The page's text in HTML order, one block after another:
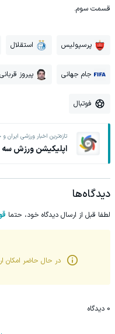
قسمت سوم.
پرسپولیس استقلال
جام جهانی پیروز قربانی
فوتبال
تازه‌ترین اخبار ورزشی ایران
اپلیکیشن ورزش سه
دیدگاه‌ها
لطفا قبل از ارسال دیدگاه خود، حتما
در حال حاضر امکان
0 دیدگاه